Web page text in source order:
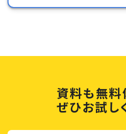
資料も無料
ぜひお試し